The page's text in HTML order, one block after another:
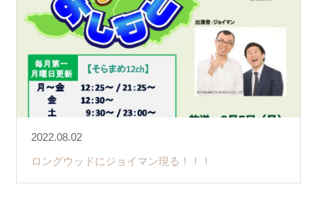
2022.08.02
ロングウッドにジョイマン現る！！！